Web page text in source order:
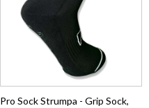
Pro Sock Strumpa - Grip Sock,